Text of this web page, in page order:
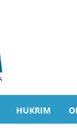
HUKRIM